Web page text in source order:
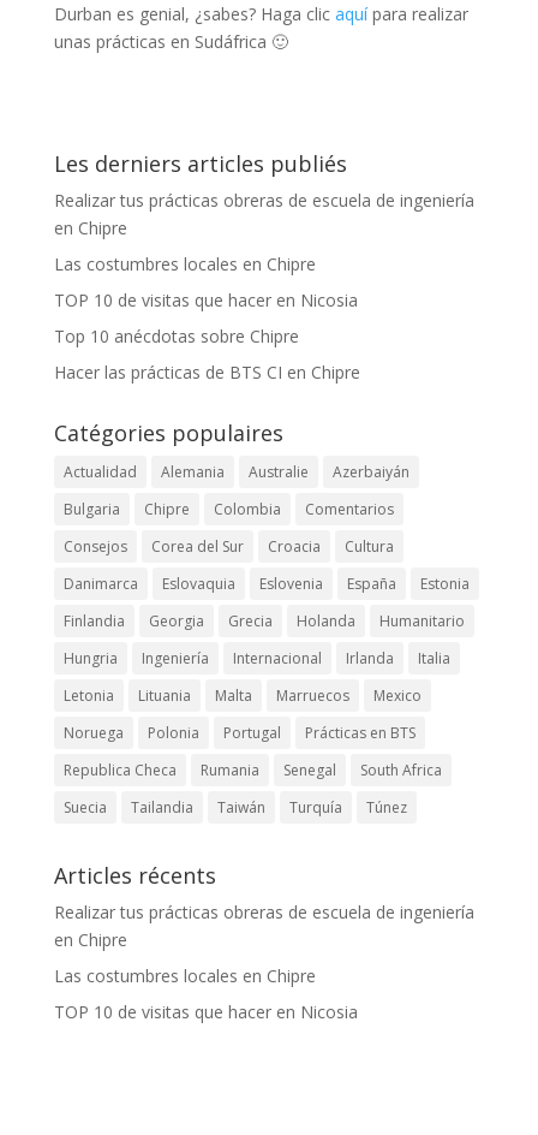
Durban es genial, ¿sabes? Haga clic aquípara realizar
unas prácticas en Sudáfrica 🙂
Les derniers articles publiés
Realizar tus prácticas obreras de escuela de ingeniería
en Chipre
Las costumbres locales en Chipre
TOP 10 de visitas que hacer en Nicosia
Top 10 anécdotas sobre Chipre
Hacer las prácticas de BTS CI en Chipre
Catégories populaires
Actualidad Alemania Australie
Azerbaiyán
Bulgaria
Chipre Colombia
Comentarios
Consejos
Corea del Sur Croacia
Cultura
Danimarca
Eslovaquia Eslovenia España
Estonia
Finlandia
Georgia Grecia Holanda
Humanitario
Hungria
Ingeniería Internacional Irlanda
Italia
Letonia
Lituania Malta Marruecos
Mexico
Noruega
Polonia Portugal
Prácticas en BTS
Republica Checa
Rumania Senegal
South Africa
Suecia
Tailandia Taiwán Turquía Túnez
Articles récents
Realizar tus prácticas obreras de escuela de ingeniería
en Chipre
Las costumbres locales en Chipre
TOP 10 de visitas que hacer en Nicosia